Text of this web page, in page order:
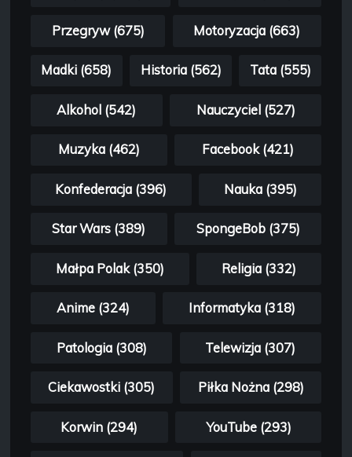
Przegryw (675) Motoryzacja (663)
Madki (658) Historia (562) Tata (555)
Alkohol (542) Nauczyciel (527)
Muzyka (462) Facebook (421)
Konfederacja (396) Nauka (395)
Star Wars (389) SpongeBob (375)
Małpa Polak (350) Religia (332)
Anime (324) Informatyka (318)
Patologia (308) Telewizja (307)
Ciekawostki (305) Piłka Nożna (298)
Korwin (294) YouTube (293)